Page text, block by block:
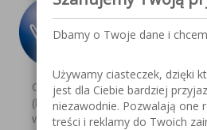
CORO-XT Shield MOST to
(lotnych związków
wdychania szkodliwych oparów i
Dbamy o Twoje dane i
Używamy ciasteczek, dzięki
jest dla Ciebie bardziej
niezawodnie. Pozwalają one
treści i reklamy do Twoich